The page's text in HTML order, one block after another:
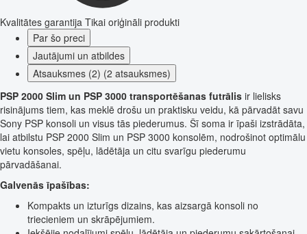
Kvalitātes garantija Tikai oriģināli produkti
Par šo preci
Jautājumi un atbildes
Atsauksmes (2) (2 atsauksmes)
PSP 2000 Slim un PSP 3000 transportēšanas futrālis ir lielisks
risinājums tiem, kas meklē drošu un praktisku veidu, kā pārvadāt savu
Sony PSP konsoli un visus tās piederumus. Šī soma ir īpaši izstrādāta,
lai atbilstu PSP 2000 Slim un PSP 3000 konsolēm, nodrošinot optimālu
vietu konsoles, spēļu, lādētāja un citu svarīgu piederumu
pārvadāšanai.
Galvenās īpašības:
Kompakts un izturīgs dizains, kas aizsargā konsoli no
triecieniem un skrāpējumiem.